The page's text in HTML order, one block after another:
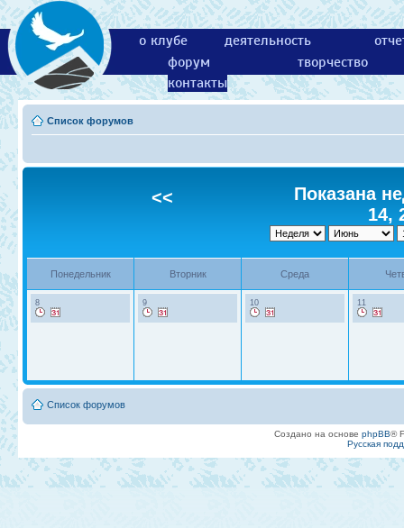
о клубе деятельность
форум
творчество
контакты
Список форумов
<<
Показана
14,
Понедельник Вторник Среда
8 9 10 11
Список форумов
Создано на основе phpBB®
Русская